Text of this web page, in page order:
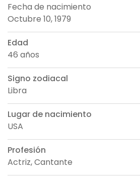
Fecha de nacimiento
Octubre 10, 1979
Edad
46 años
Signo zodiacal
Libra
Lugar de nacimiento
USA
Profesión
Actriz, Cantante